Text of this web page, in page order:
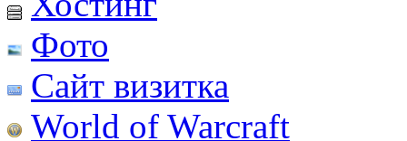
Фото
Сайт визитка
World of Warcraft